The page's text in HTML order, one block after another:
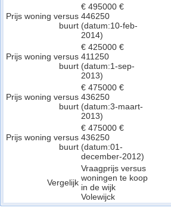
Prijs woning versus
buurt
€ 495000 €
446250
(datum:10-feb-
2014)
Prijs woning versus
buurt
€ 425000 €
411250
(datum:1-sep-
2013)
Prijs woning versus
buurt
€ 475000 €
436250
(datum:3-maart-
2013)
Prijs woning versus
buurt
€ 475000 €
436250
(datum:01-
december-2012)
Vergelijk
Vraagprijs versus
woningen te koop
in de wijk
Volewijck